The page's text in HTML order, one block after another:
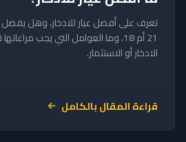
21 أم 18، وما العوامل التي يجب
الادخار أو الاستثمار.
قراءة المقال بالكامل